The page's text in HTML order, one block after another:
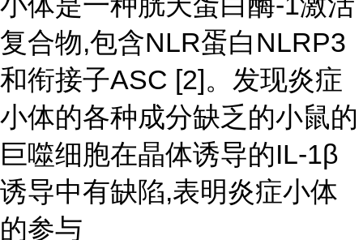
复合物,包含NLR蛋白NLRP3
和衔接子ASC [2]。发现炎症
小体的各种成分缺乏的小鼠的
巨噬细胞在晶体诱导的IL-1β
诱导中有缺陷,表明炎症小体
的参与